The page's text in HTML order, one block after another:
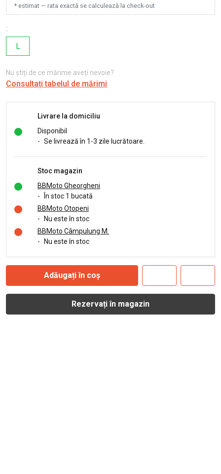
* estimat — rata exactă se calculează la check-out
:
L
Nu știți de ce mărime aveți nevoie?
Consultați tabelul de mărimi
Livrare la domiciliu
Disponibil
- Se livrează în 1-3 zile lucrătoare.
Stoc magazin
BBMoto Gheorgheni
-
În stoc 1 bucată
BBMoto Otopeni
-
Nu este în stoc
BBMoto Câmpulung M.
-
Nu este în stoc
Adăugați în coș
Rezervați în magazin